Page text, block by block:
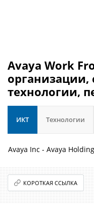
Avaya Work
организации,
технологии,
ИКТ Технологии
Avaya Inc - Avaya
КОРОТКАЯ ССЫЛКА